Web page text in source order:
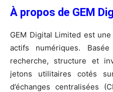
À propos de GEM
GEM Digital Limited est
actifs numériques.
recherche, structure et
jetons utilitaires cotés
d’échanges centralisées